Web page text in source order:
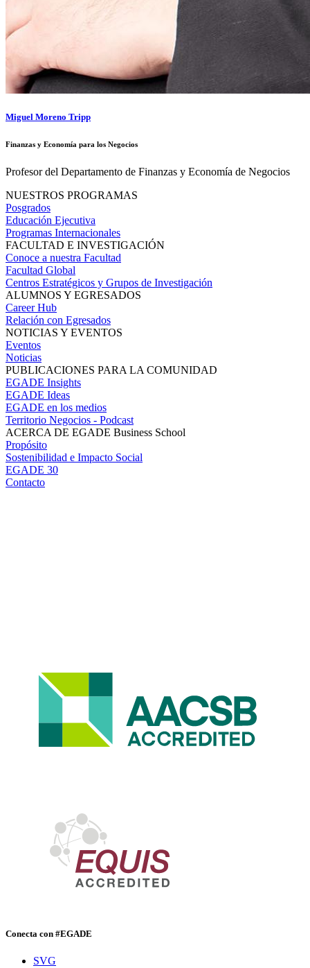
Miguel Moreno Tripp
Finanzas y Economía para los Negocios
Profesor del Departamento de Finanzas y Economía de Negocios
NUESTROS PROGRAMAS
Posgrados
Educación Ejecutiva
Programas Internacionales
FACULTAD E INVESTIGACIÓN
Conoce a nuestra Facultad
Facultad Global
Centros Estratégicos y Grupos de Investigación
ALUMNOS Y EGRESADOS
Career Hub
Relación con Egresados
NOTICIAS Y EVENTOS
Eventos
Noticias
PUBLICACIONES PARA LA COMUNIDAD
EGADE Insights
EGADE Ideas
EGADE en los medios
Territorio Negocios - Podcast
ACERCA DE EGADE Business School
Propósito
Sostenibilidad e Impacto Social
EGADE 30
Contacto
Conecta con #EGADE
SVG